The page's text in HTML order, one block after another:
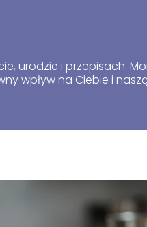
urodzie i przepisach.
wpływ na Ciebie i